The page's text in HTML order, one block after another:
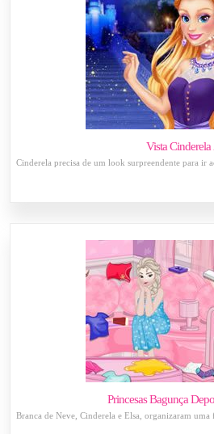
Vista Cinderela
Cinderela precisa de um look surpreendente para ir
Princesas Bagunça
Branca de Neve, Cinderela e Elsa, organizaram uma